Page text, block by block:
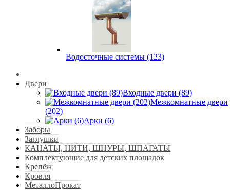
Водосточные системы (123)
Двери
Входные двери (89)
Межкомнатные двери
(202)
Арки (6)
Заборы
Заглушки
КАНАТЫ, НИТИ, ШНУРЫ, ШПАГАТЫ
Комплектующие для детских площадок
Крепёж
Кровля
МеталлоПрокат